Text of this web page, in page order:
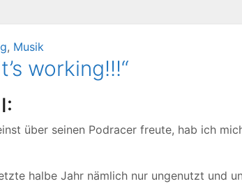
, Musik
working!!!“
über seinen Podracer freute, hab ich
halbe Jahr nämlich nur ungenutzt und